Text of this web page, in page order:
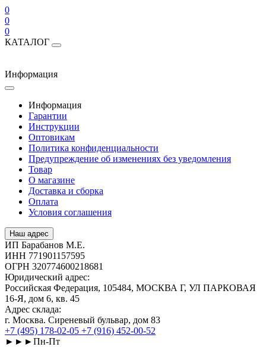
0
0
0
КАТАЛОГ
Информация
Информация
Гарантии
Инструкции
Оптовикам
Политика конфиденциальности
Предупреждение об изменениях без уведомления
Товар
О магазине
Доставка и сборка
Оплата
Условия соглашения
Наш адрес
ИП Барабанов М.Е.
ИНН 771901157595
ОГРН 320774600218681
Юридический адрес:
Российская Федерация, 105484, МОСКВА Г, УЛ ПАРКОВАЯ
16-Я, дом 6, кв. 45
Адрес склада:
г. Москва. Сиреневый бульвар, дом 83
+7 (495) 178-02-05 +7 (916) 452-00-52
►►►Пн-Пт